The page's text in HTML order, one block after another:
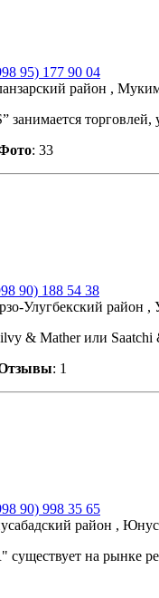
95) 177 90 04
район ,
: 33
90) 188 54 38
Улугбекский район ,
& Mather или Saatchi
: 1
90) 998 35 65
район ,
на рынке